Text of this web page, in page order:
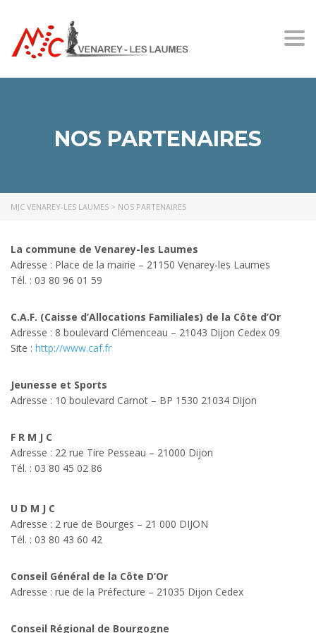
NOS PARTENAIRES
MJC VENAREY-LES LAUMES > NOS PARTENAIRES
La commune de Venarey-les Laumes
Adresse : Place de la mairie – 21150 Venarey-les Laumes
Tél. : 03 80 96 01 59
C.A.F. (Caisse d’Allocations Familiales) de la Côte d’Or
Adresse : 8 boulevard Clémenceau – 21043 Dijon Cedex 09
Site : http://www.caf.fr
Jeunesse et Sports
Adresse : 10 boulevard Carnot – BP 1530 21034 Dijon
F R M J C
Adresse : 22 rue Tire Pesseau – 21000 Dijon
Tél. : 03 80 45 02 86
U D M J C
Adresse : 2 rue de Bourges – 21 000 DIJON
Tél. : 03 80 43 60 42
Conseil Général de la Côte D’Or
Adresse : rue de la Préfecture – 21035 Dijon Cedex
Conseil Régional de Bourgogne